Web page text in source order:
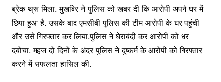
ब्रेक थ्रू मिला. मुखबिर ने पुलिस को खबर दी कि आरोपी अपने घर में
छिपा हुआ है. उसके बाद एमसीबी पुलिस की टीम आरोपी के घर पहुंची
और उसे गिरफ्तार कर लिया.पुलिस ने घेराबंदी कर आरोपी को धर
दबोचा. महज दो दिनों के अंदर पुलिस ने दुष्कर्म के आरोपी को गिरफ्तार
करने में सफलता हासिल की.